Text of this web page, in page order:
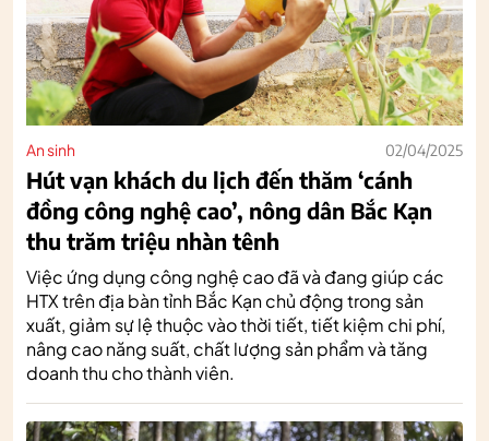
An sinh 02/04/2025
Hút vạn khách du lịch đến thăm ‘cánh
đồng công nghệ cao’, nông dân Bắc Kạn
thu trăm triệu nhàn tênh
Việc ứng dụng công nghệ cao đã và đang giúp các
HTX trên địa bàn tỉnh Bắc Kạn chủ động trong sản
xuất, giảm sự lệ thuộc vào thời tiết, tiết kiệm chi phí,
nâng cao năng suất, chất lượng sản phẩm và tăng
doanh thu cho thành viên.